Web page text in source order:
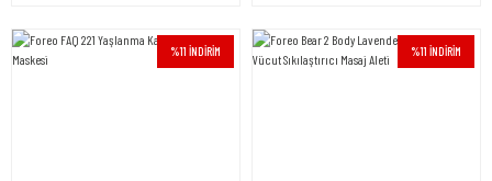
%11 İNDİRİM %11 İNDİRİM